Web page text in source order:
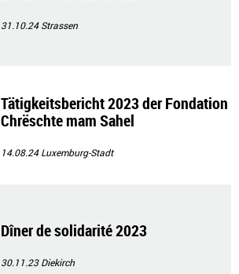
31.10.24Strassen
Tätigkeitsbericht 2023 der Fondation
Chrëschte mam Sahel
14.08.24Luxemburg-Stadt
Dîner de solidarité 2023
30.11.23Diekirch